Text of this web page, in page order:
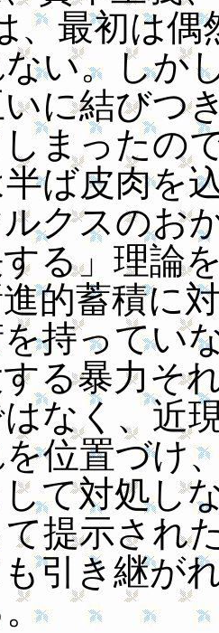
最初は偶
い。しか
に結びつ
しまったの
半ば皮肉を
クスのお
る」理論
的蓄積に
持ってい
る暴力そ
なく、近
を位置づけ
て対処し
提示され
引き継が